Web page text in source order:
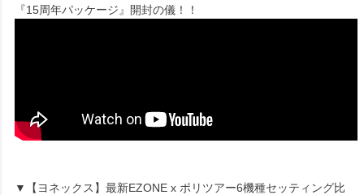
『15周年パッケージ』開封の儀！！
▼【ヨネックス】最新EZONE x ポリツアー6機種セッティング比